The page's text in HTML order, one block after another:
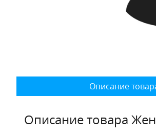
Описание
Описание товара